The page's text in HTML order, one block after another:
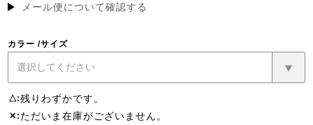
メール便について確認する
カラー サイズ
△ 残りわずかです。
✕ ただいま在庫がございません。